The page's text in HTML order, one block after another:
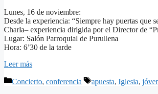
Lunes, 16 de noviembre:
Desde la experiencia: “Siempre hay puertas que
Charla– experiencia dirigida por el Director de
Lugar: Salón Parroquial de Purullena
Hora: 6’30 de la tarde
Leer más
Categorías
Concierto, conferencia Etiquetas
apuesta, Iglesia,